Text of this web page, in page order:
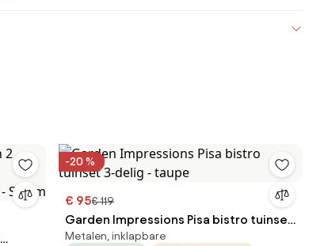
-20 %
€ 95€ 119
Garden Impressions Pisa bistro tuinset
3-delig - taupe
Metalen, inklapbare